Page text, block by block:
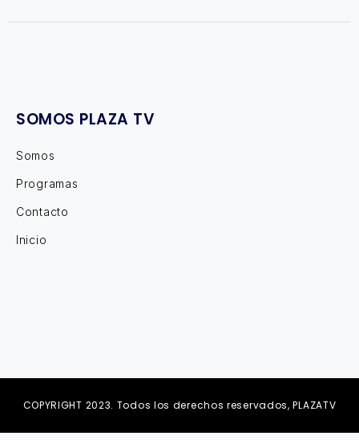
SOMOS PLAZA TV
Somos
Programas
Contacto
Inicio
COPYRIGHT 2023. Todos los derechos reservados, PLAZATV